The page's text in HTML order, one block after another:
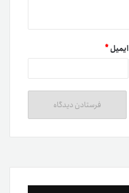
ایمیل*